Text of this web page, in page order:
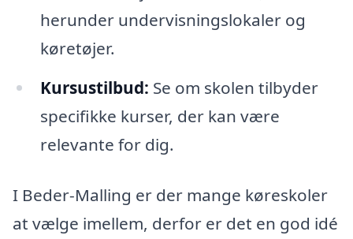
herunder undervisningslokaler og
køretøjer.
Kursustilbud: Se om skolen tilbyder
specifikke kurser, der kan være
relevante for dig.
I Beder-Malling er der mange køreskoler
at vælge imellem, derfor er det en god idé